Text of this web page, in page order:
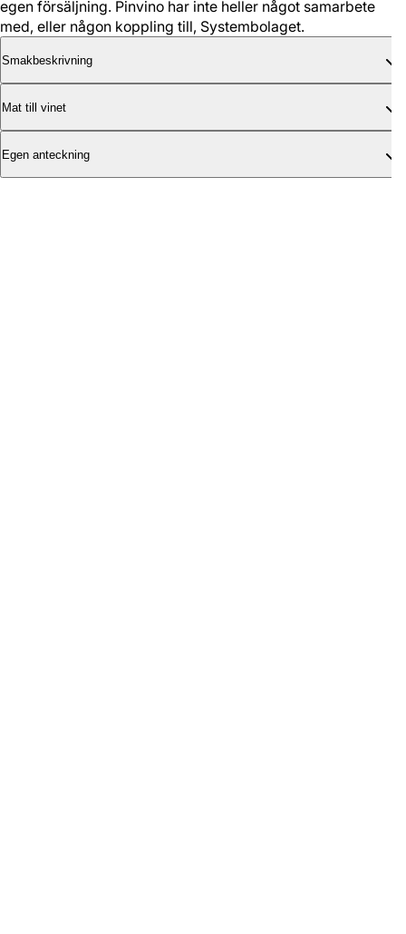
egen försäljning. Pinvino har inte heller något samarbete
med, eller någon koppling till, Systembolaget.
Smakbeskrivning
Mat till vinet
Egen anteckning